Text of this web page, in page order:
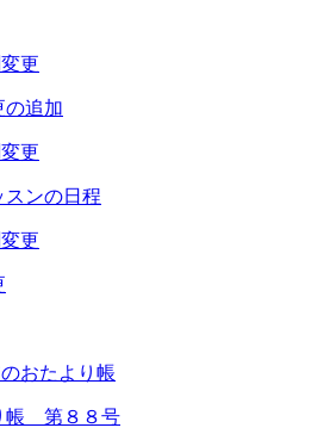
更
の追加
更
スンの日程
更
おたより帳
帳 第８８号